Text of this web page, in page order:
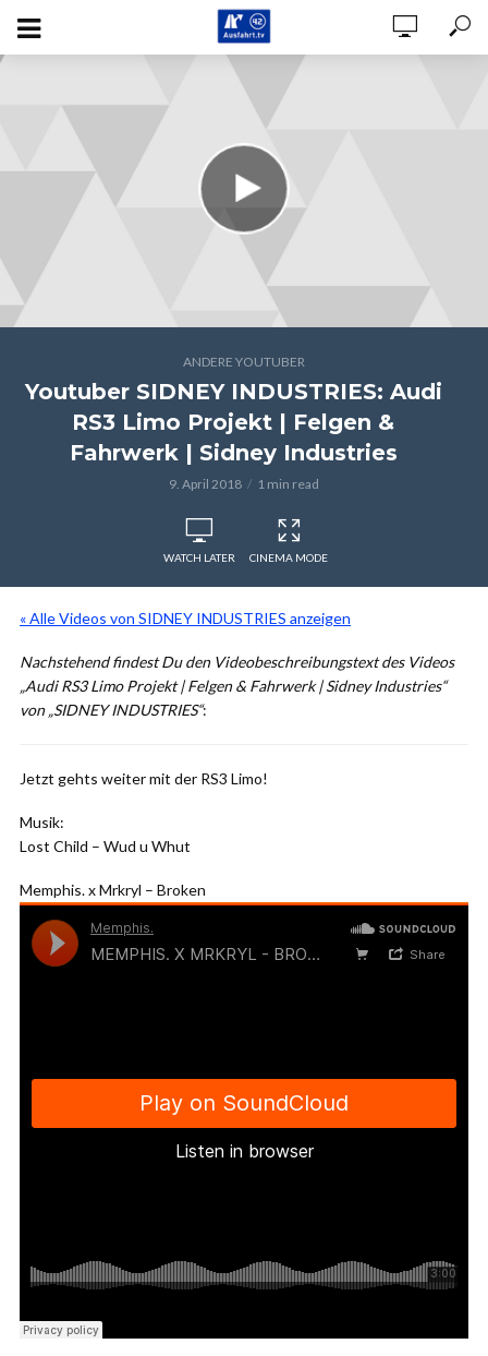
ANDERE YOUTUBER
Youtuber SIDNEY INDUSTRIES: Audi
RS3 Limo Projekt | Felgen &
Fahrwerk | Sidney Industries
9. April 2018 1 min read
WATCH LATER CINEMA MODE
« Alle Videos von SIDNEY INDUSTRIES anzeigen
Nachstehend findest Du den Videobeschreibungstext des Videos
„Audi RS3 Limo Projekt | Felgen & Fahrwerk | Sidney Industries“
von „SIDNEY INDUSTRIES“:
Jetzt gehts weiter mit der RS3 Limo!
Musik:
Lost Child – Wud u Whut
Memphis. x Mrkryl – Broken